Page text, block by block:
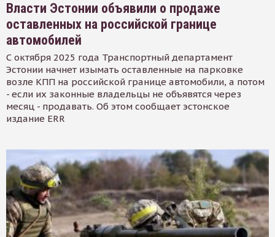
Власти Эстонии объявили о продаже
оставленных на российской границе
автомобилей
С октября 2025 года Транспортный департамент
Эстонии начнет изымать оставленные на парковке
возле КПП на российской границе автомобили, а потом
- если их законные владельцы не объявятся через
месяц - продавать. Об этом сообщает эстонское
издание ERR